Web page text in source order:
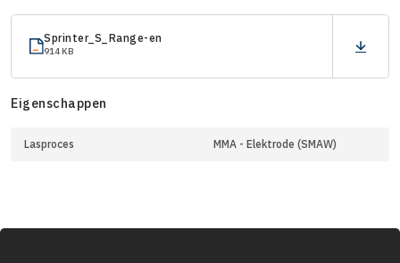
Sprinter_S_Range-en
914 KB
Eigenschappen
Lasproces MMA - Elektrode (SMAW)